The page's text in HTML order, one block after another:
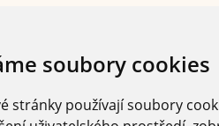
soubory cookies
stránky používají soubory